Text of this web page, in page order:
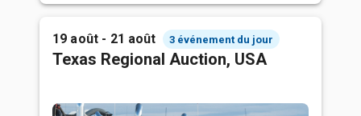
19 août - 21 août 3 événement du jour
Texas Regional Auction, USA